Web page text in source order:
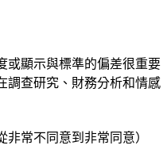
或顯示與標準的偏差很重要
調查研究、財務分析和情感
常不同意到非常同意）